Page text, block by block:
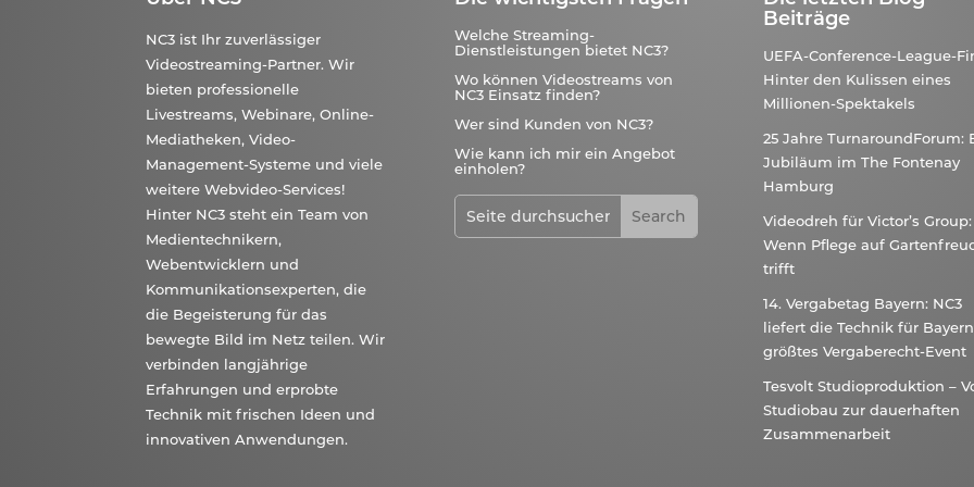
NC3 ist Ihr zuverlässiger
Videostreaming-Partner. Wir
bieten professionelle
Livestreams, Webinare, Online-
Mediatheken, Video-
Management-Systeme und viele
weitere Webvideo-Services!
Hinter NC3 steht ein Team von
Medientechnikern,
Webentwicklern und
Kommunikationsexperten, die
die Begeisterung für das
bewegte Bild im Netz teilen. Wir
verbinden langjährige
Erfahrungen und erprobte
Technik mit frischen Ideen und
innovativen Anwendungen.
Welche Streaming-
Dienstleistungen bietet NC3?
Wo können Videostreams von
NC3 Einsatz finden?
Wer sind Kunden von NC3?
Wie kann ich mir ein Angebot
einholen?
Beiträge
UEFA-Conference-League-
Hinter den Kulissen eines
Millionen-Spektakels
25 Jahre TurnaroundForum:
Jubiläum im The Fontenay
Hamburg
Videodreh für Victor’s Group:
Wenn Pflege auf
trifft
14. Vergabetag Bayern: NC3
liefert die Technik für
größtes Vergaberecht-Event
Tesvolt Studioproduktion –
Studiobau zur dauerhaften
Zusammenarbeit